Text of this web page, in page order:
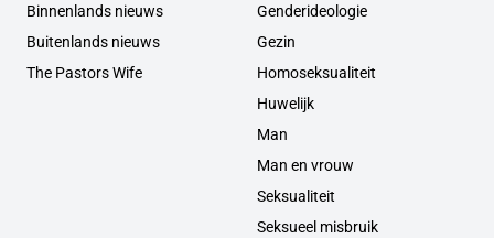
Binnenlands nieuws
Buitenlands nieuws
The Pastors Wife
Genderideologie
Gezin
Homoseksualiteit
Huwelijk
Man
Man en vrouw
Seksualiteit
Seksueel misbruik